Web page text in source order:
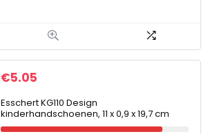
€5.05
Esschert KG110 Design
kinderhandschoenen, 11 x 0,9 x 19,7 cm